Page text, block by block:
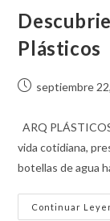
Plásticos
septiembre
ARQ
vida cotidiana,
botellas de agua
Continuar